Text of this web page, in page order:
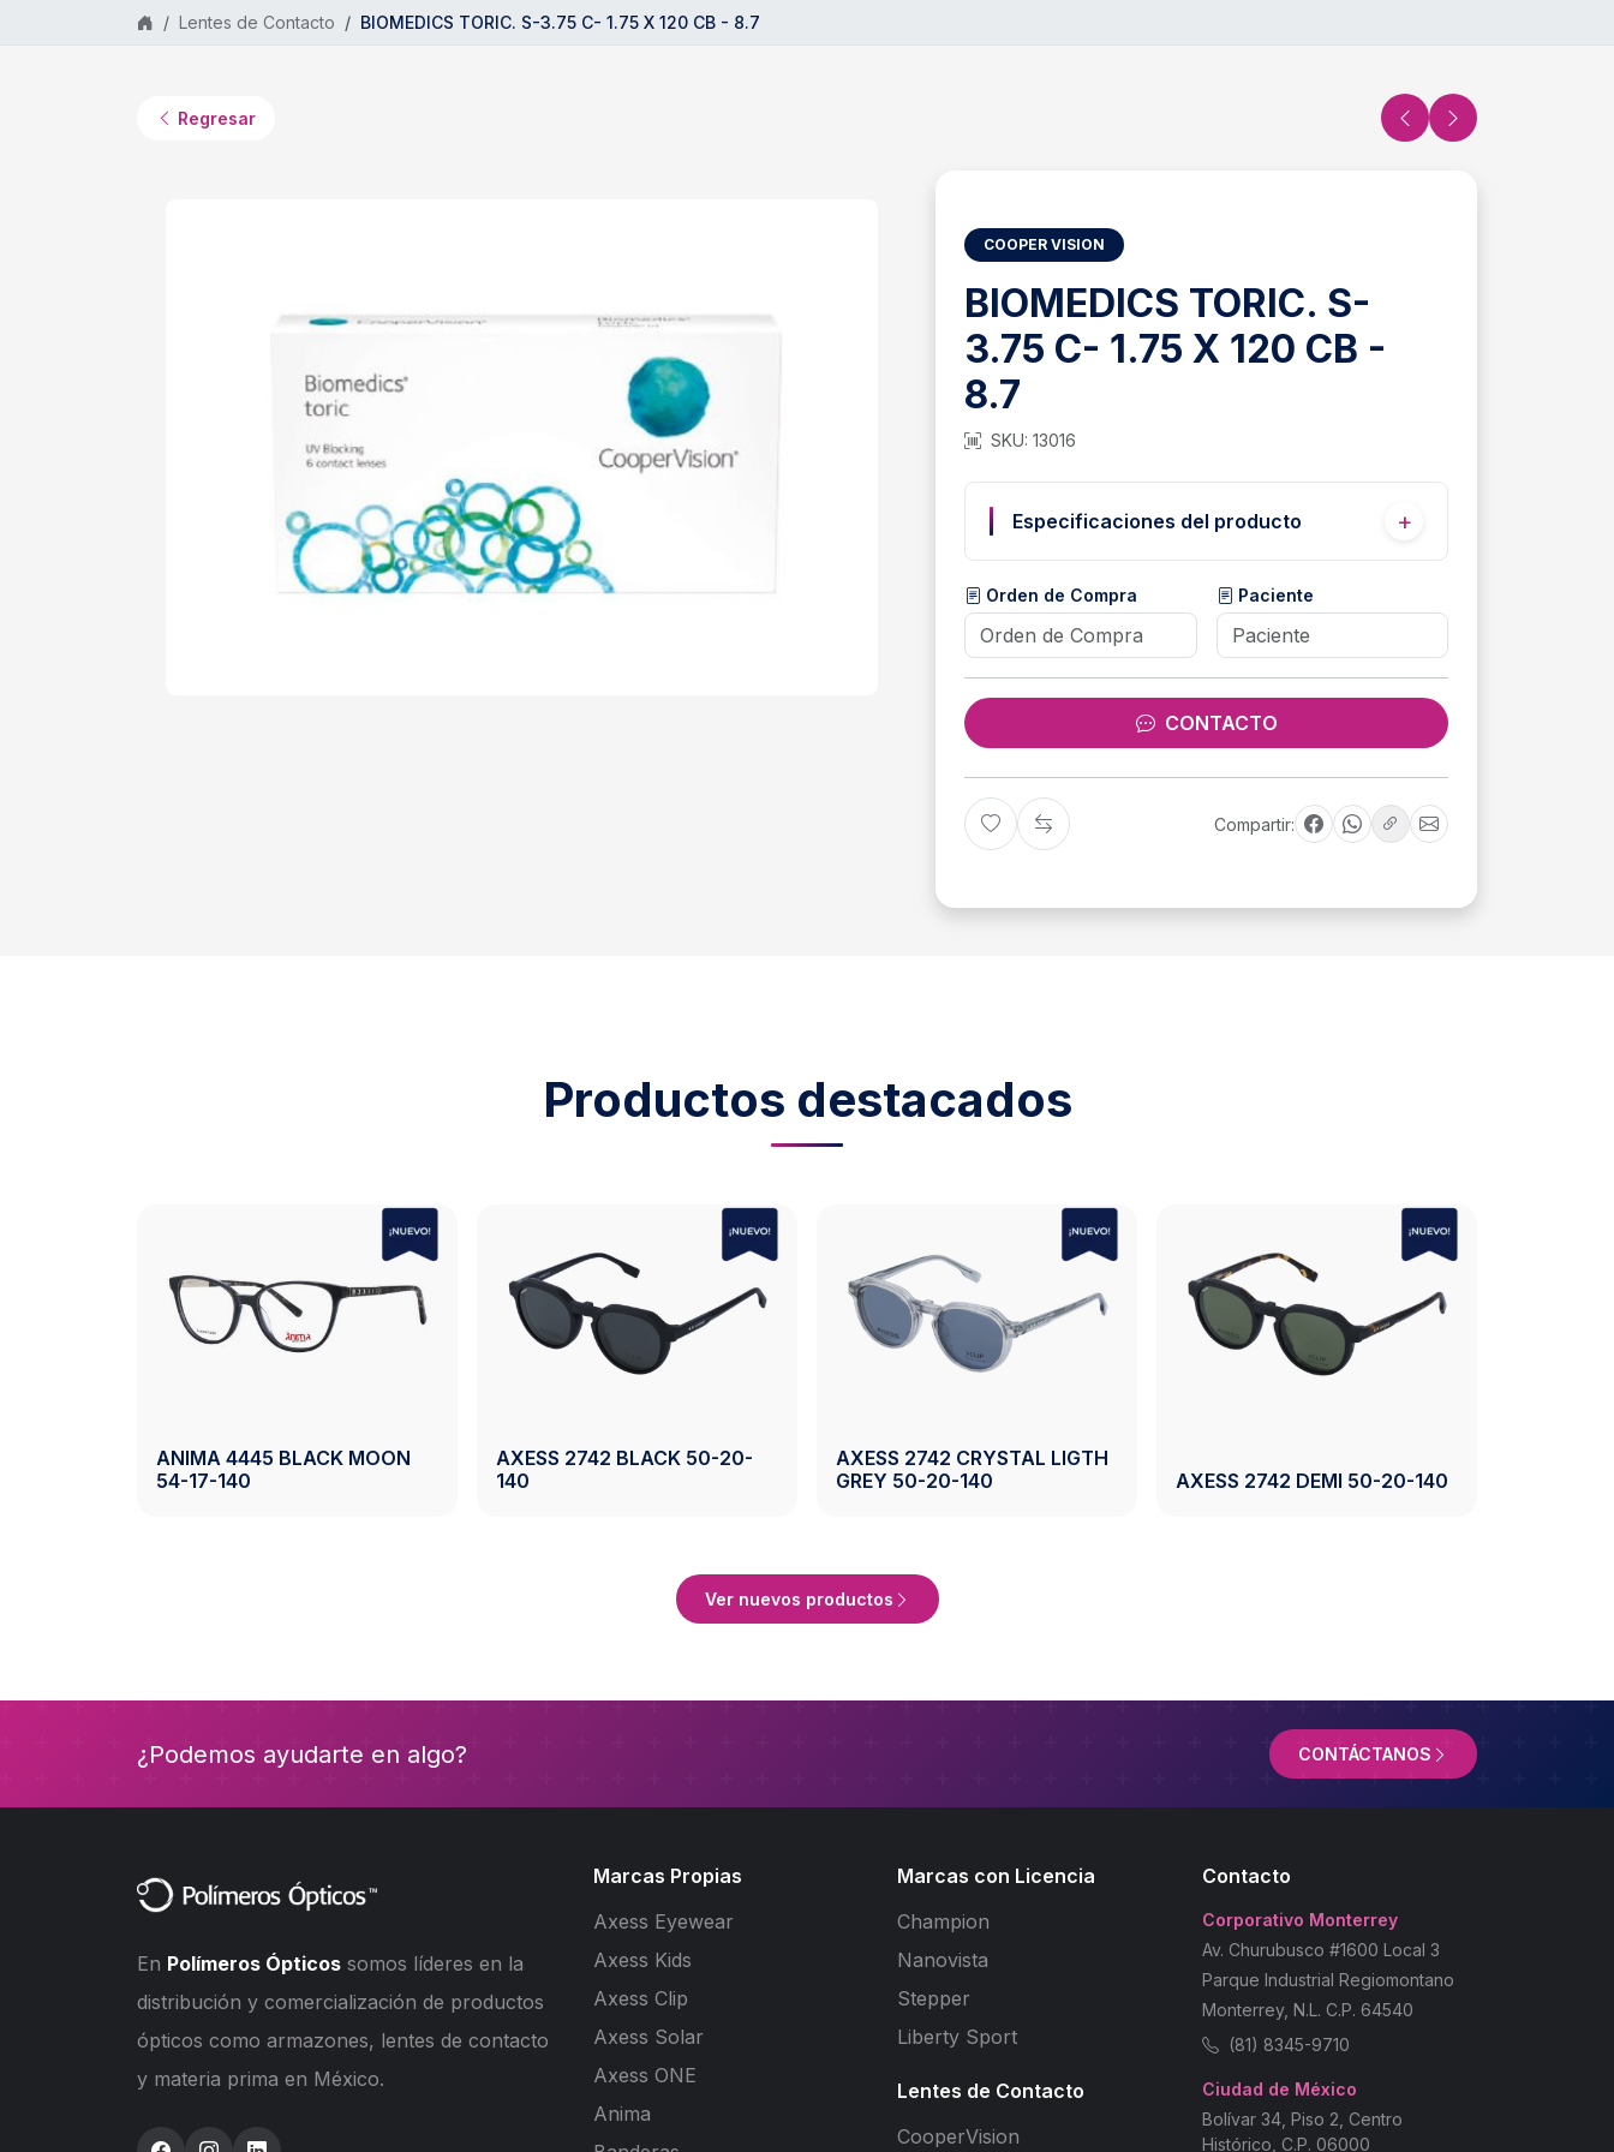
Saltar al contenido principalLentes de Contacto
BIOMEDICS TORIC. S-3.75 C- 1.75 X 120 CB - 8.7
Regresar
COOPER VISION
BIOMEDICS TORIC. S-
3.75 C- 1.75 X 120 CB -
8.7
SKU: 13016
Especificaciones del producto
Orden de Compra Paciente
CONTACTO
Compartir:
Productos destacados
2742 DEMI 50-20-140
AXESS 2743 BLACK 50-19-
AXESS 2743 CRYSTAL
AXESS 2743 CRYSTAL GREY
50-19-140
140
Ver nuevos productos
¿Podemos ayudarte en algo? CONTÁCTANOS
En Polímeros Ópticos somos líderes en la
distribución y comercialización de productos
ópticos como armazones, lentes de contacto
y materia prima en México.
Marcas Propias
Axess Eyewear
Axess Kids
Axess Clip
Axess Solar
Axess ONE
Anima
Marcas con Licencia
Champion
Nanovista
Stepper
Liberty Sport
Lentes de Contacto
CooperVision
Contacto
Corporativo Monterrey
Av. Churubusco #1600 Local 3
Parque Industrial Regiomontano
Monterrey, N.L. C.P. 64540
(81) 8345-9710
Ciudad de México
Bolívar 34, Piso 2, Centro
Histórico, C.P. 06000